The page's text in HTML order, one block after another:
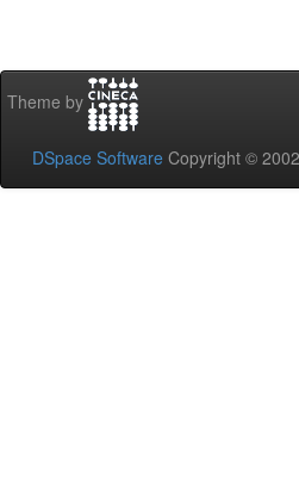
Theme by
DSpace Software Copyright ©